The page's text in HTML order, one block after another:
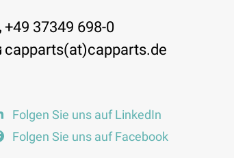
+49 37349 698-0
capparts(at)capparts.de
Folgen Sie uns auf LinkedIn
Folgen Sie uns auf Facebook